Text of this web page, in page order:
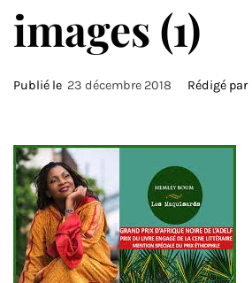
images (1)
Publié le 23 décembre 2018 Rédigé par